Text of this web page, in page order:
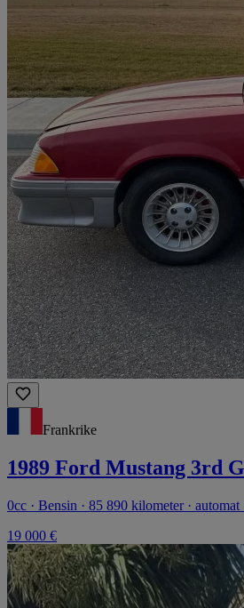
Frankrike
1989 Ford Mustang 3rd
0cc · Bensin · 85 890 kilometer · automat
19 000 €